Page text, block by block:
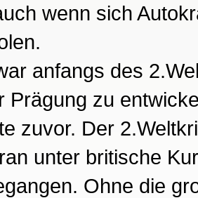
wenn sich
anfangs des
Prägung zu
zuvor. Der
unter britische
Ohne die